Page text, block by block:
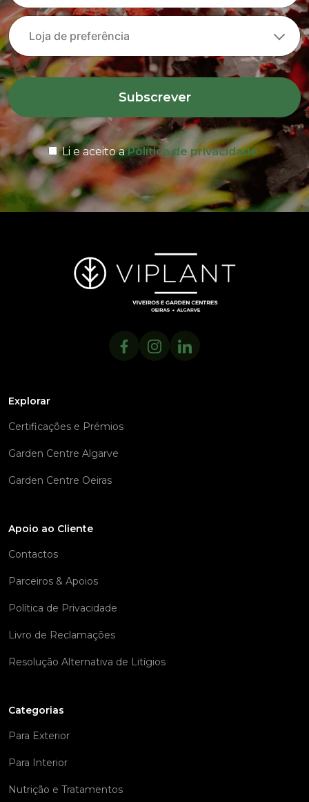
Subscrever
Li e aceito aPolítica de privacidade
Explorar
Certificações e Prémios
Garden Centre Algarve
Garden Centre Oeiras
Apoio ao Cliente
Contactos
Parceiros & Apoios
Política de Privacidade
Livro de Reclamações
Resolução Alternativa de Litígios
Categorias
Para Exterior
Para Interior
Nutrição e Tratamentos